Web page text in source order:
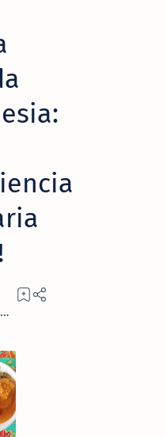
2 years ago